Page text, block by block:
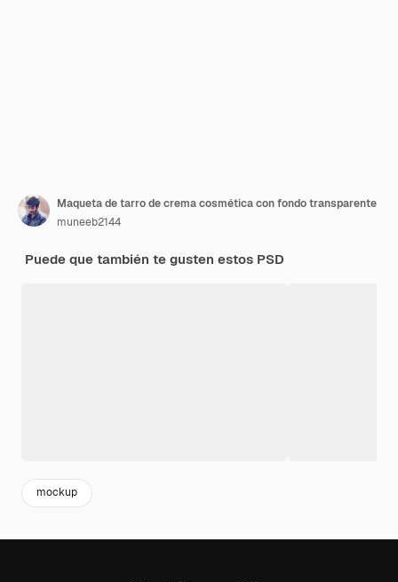
Maqueta de tarro de crema cosmética con fondo transparente
muneeb2144
Puede que también te gusten estos PSD
mockup